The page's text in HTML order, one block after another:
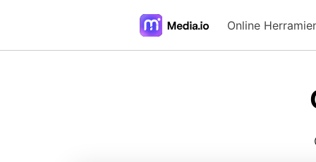
Online